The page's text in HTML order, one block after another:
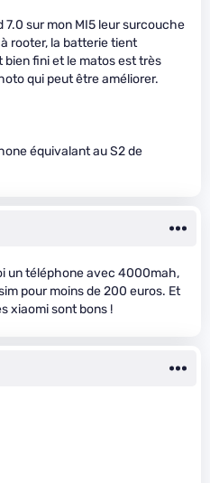
7.0 sur mon MI5 leur surcouche
rooter, la batterie tient
bien fini et le matos est très
qui peut être améliorer.
équivalant au S2 de
un téléphone avec 4000mah,
pour moins de 200 euros. Et
xiaomi sont bons !